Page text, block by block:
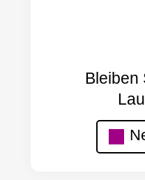
Bleiben